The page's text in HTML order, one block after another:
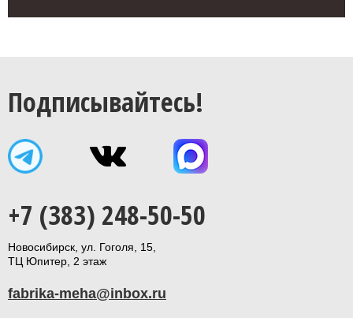
Подписывайтесь!
+7 (383) 248-50-50
Новосибирск, ул. Гоголя, 15,
ТЦ Юпитер, 2 этаж
fabrika-meha@inbox.ru